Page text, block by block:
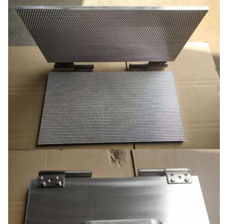
آلة
حجم